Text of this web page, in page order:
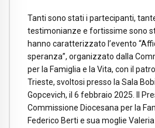
Tanti sono stati i partecipanti,
testimonianze e fortissime sono
hanno caratterizzato l’evento
speranza”, organizzato dalla
per la Famiglia e la Vita, con il
Trieste, svoltosi presso la Sala
Gopcevich, il 6 febbraio 2025. Il
Commissione Diocesana per la
Federico Berti e sua moglie